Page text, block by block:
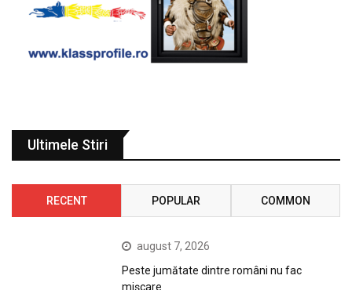
Ultimele Stiri
RECENT POPULAR COMMON
august 7, 2026
Peste jumătate dintre români nu fac
mișcare